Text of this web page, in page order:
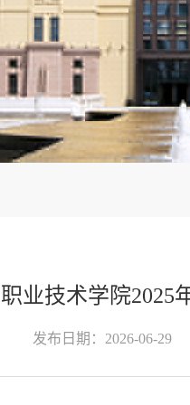
业技术学院2025
发布日期：2026-06-29